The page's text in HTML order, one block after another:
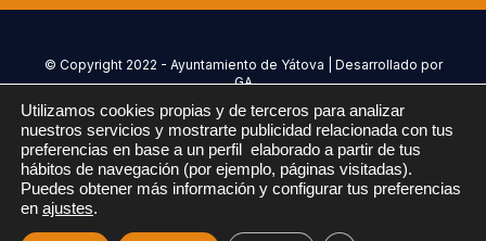
© Copyright 2022 - Ayuntamiento de Yátova | Desarrollado por
GA
Política de Privacidad
Accesibilidad
Utilizamos cookies propias y de terceros para analizar
nuestros servicios y mostrarte publicidad relacionada con tus
preferencias en base a un perfil elaborado a partir de tus
hábitos de navegación (por ejemplo, páginas visitadas).
Puedes obtener más información y configurar tus preferencias
en ajustes.